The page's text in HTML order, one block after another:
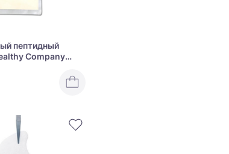
пептидный
Company